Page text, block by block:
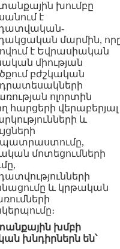
խումբը
է
մարմին,
է Եվրասիական
միության
բժշկական
ոլորտին
հարցերի վերաբերյալ
և
մոտեցումների
և կրթական
խմբի
խնդիրներն են՝